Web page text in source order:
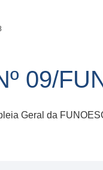
09/
Geral da